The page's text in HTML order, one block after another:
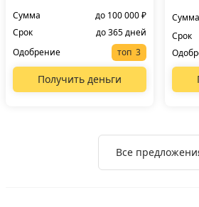
Сумма
до 100 000 ₽
Срок
до 365 дней
Одобрение
топ
Получить деньги
Сумма
Срок
Все